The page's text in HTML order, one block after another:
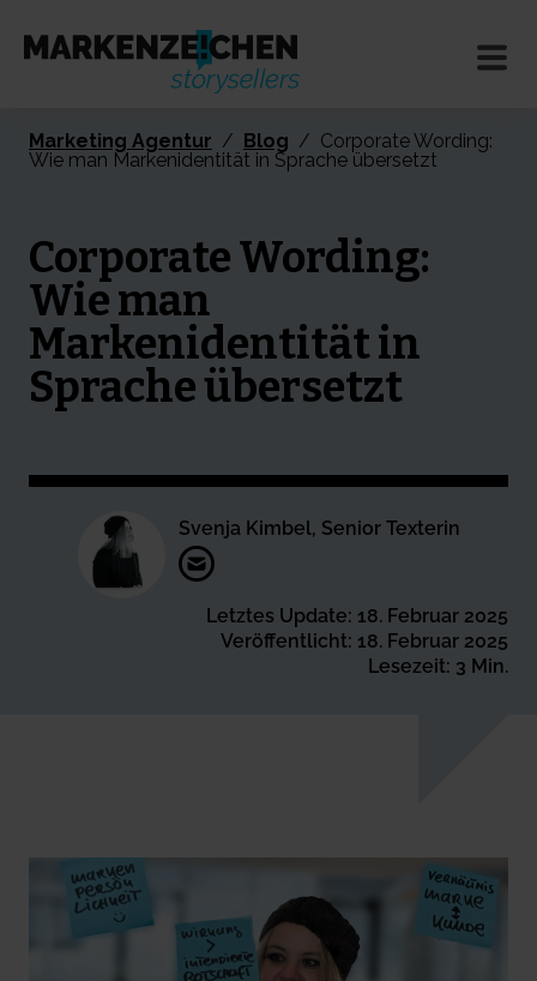
Marketing Agentur / Blog / Corporate Wording:
Wie man Markenidentität in Sprache übersetzt
Corporate Wording:
Wie man
Markenidentität in
Sprache übersetzt
Svenja Kimbel, Senior Texterin
Letztes Update: 18. Februar 2025
Veröffentlicht: 18. Februar 2025
Lesezeit: 3 Min.